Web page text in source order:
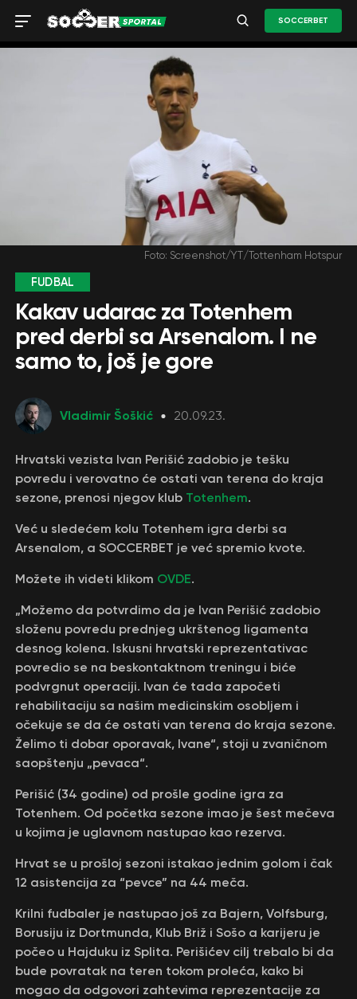
SOCCERBET
Foto: Screenshot/YT/Tottenham Hotspur
FUDBAL
Kakav udarac za Totenhem
pred derbi sa Arsenalom. I ne
samo to, još je gore
Vladimir Šoškić 20.09.23.
Hrvatski vezista Ivan Perišić zadobio je tešku
povredu i verovatno će ostati van terena do kraja
sezone, prenosi njegov klub Totenhem.
Već u sledećem kolu Totenhem igra derbi sa
Arsenalom, a SOCCERBET je već spremio kvote.
Možete ih videti klikom OVDE.
„Možemo da potvrdimo da je Ivan Perišić zadobio
složenu povredu prednjeg ukrštenog ligamenta
desnog kolena. Iskusni hrvatski reprezentativac
povredio se na beskontaktnom treningu i biće
podvrgnut operaciji. Ivan će tada započeti
rehabilitaciju sa našim medicinskim osobljem i
očekuje se da će ostati van terena do kraja sezone.
Želimo ti dobar oporavak, Ivane“, stoji u zvaničnom
saopštenju „pevaca“.
Perišić (34 godine) od prošle godine igra za
Totenhem. Od početka sezone imao je šest mečeva
u kojima je uglavnom nastupao kao rezerva.
Hrvat se u prošloj sezoni istakao jednim golom i čak
12 asistencija za “pevce” na 44 meča.
Krilni fudbaler je nastupao još za Bajern, Volfsburg,
Borusiju iz Dortmunda, Klub Briž i Sošo a karijeru je
počeo u Hajduku iz Splita. Perišićev cilj trebalo bi da
bude povratak na teren tokom proleća, kako bi
mogao da odgovori zahtevima reprezentacije za